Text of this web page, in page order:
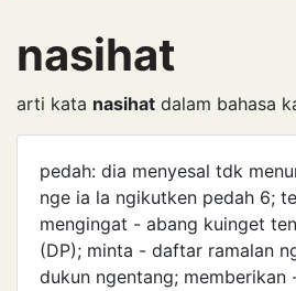
nasihat
arti kata nasihat dalam bahasa
pedah: dia menyesal tdk
nge ia la ngikutken pedah 6;
mengingat - abang kuinget
(DP); minta - daftar ramalan
dukun ngentang; memberikan